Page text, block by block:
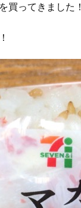
買ってきました！